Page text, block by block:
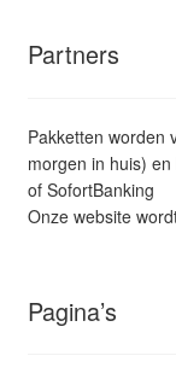
Partners
Pakketten worden
morgen in huis)
of SofortBanking
Onze website
Pagina’s